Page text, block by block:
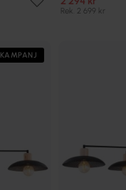
Rek. 2 699 kr
KAMPANJ